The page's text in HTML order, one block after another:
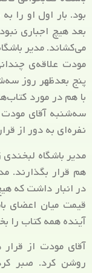
بود. بار اول او را
بعد هیچ اجباری
می‌کشاند. مدیر
مودت علاقه‌ی
پنج بعدظهر روز
با هم در مورد
سه‌شنبه آقای مودت
نفره‌ای به دور از
مدیر باشگاه
هم قرار بگذارند.
در انبار داشت که
قیمت میان اعضای
آینده همه کتاب را
آقای مودت از
روشن کرد. صبر